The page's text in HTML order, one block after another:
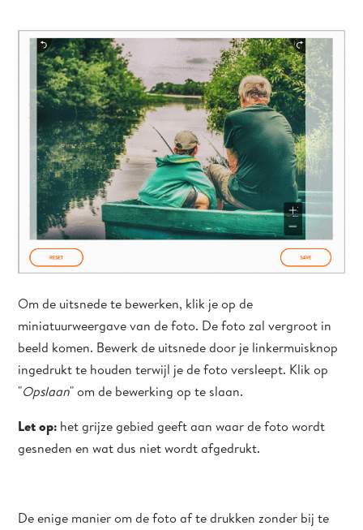
Om de uitsnede te bewerken, klik je op de
miniatuurweergave van de foto. De foto zal vergroot in
beeld komen. Bewerk de uitsnede door je linkermuisknop
ingedrukt te houden terwijl je de foto versleept. Klik op
"Opslaan" om de bewerking op te slaan.
Let op: het grijze gebied geeft aan waar de foto wordt
gesneden en wat dus niet wordt afgedrukt.
De enige manier om de foto af te drukken zonder bij te